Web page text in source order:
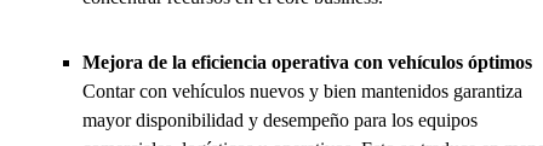
Mejora de la eficiencia operativa con vehículos óptimos
Contar con vehículos nuevos y bien mantenidos garantiza
mayor disponibilidad y desempeño para los equipos